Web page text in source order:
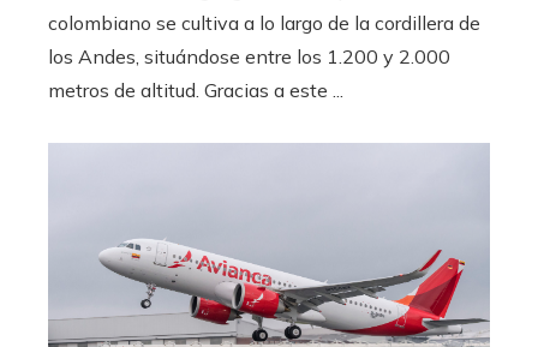
colombiano se cultiva a lo largo de la cordillera de
los Andes, situándose entre los 1.200 y 2.000
metros de altitud. Gracias a este ...